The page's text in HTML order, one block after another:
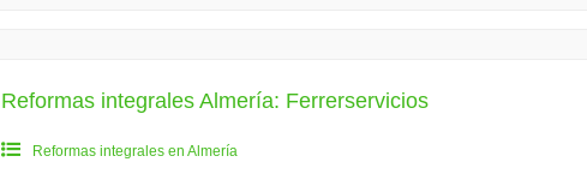
Reformas integrales Almería: Ferrerservicios
Reformas integrales en Almería